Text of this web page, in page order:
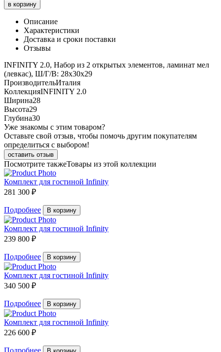
в корзину
Описание
Характеристики
Доставка и сроки поставки
Отзывы
INFINITY 2.0, Набор из 2 открытых элементов, ламинат мел
(левкас), Ш/Г/В: 28х30х29
ПроизводительИталия
КоллекцияINFINITY 2.0
Ширина28
Высота29
Глубина30
Уже знакомы с этим товаром?
Оставьте свой отзыв, чтобы помочь другим покупателям
определиться с выбором!
оставить отзыв
Посмотрите такжеТовары из этой коллекции
Комплект для гостиной Infinity
281 300 ₽
Подробнее В корзину
Комплект для гостиной Infinity
239 800 ₽
Подробнее В корзину
Комплект для гостиной Infinity
340 500 ₽
Подробнее В корзину
Комплект для гостиной Infinity
226 600 ₽
Подробнее